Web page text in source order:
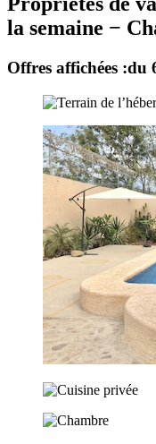
la semaine −
Offres affichées :du